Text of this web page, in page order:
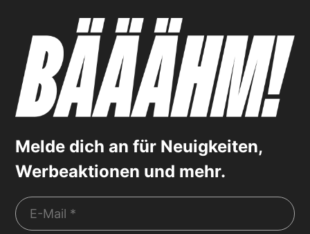
Melde dich an für Neuigkeiten,
Werbeaktionen und mehr.